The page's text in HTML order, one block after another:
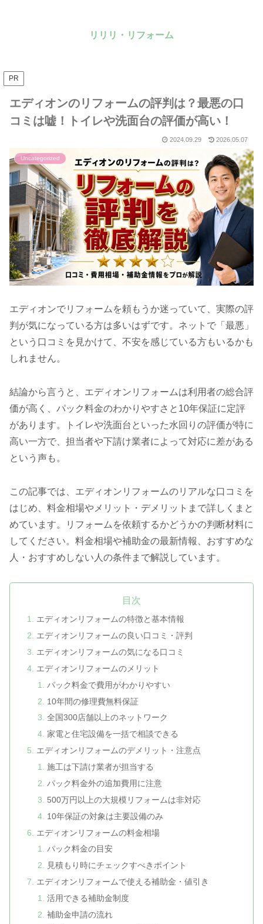
リリリ・リフォーム
PR
エディオンのリフォームの評判は？最悪の口
コミは嘘！トイレや洗面台の評価が高い！
2024.09.29 2026.05.07
Uncategorized
エディオンでリフォームを頼もうか迷っていて、実際の評
判が気になっている方は多いはずです。ネットで「最悪」
という口コミを見かけて、不安を感じている方もいるかも
しれません。
結論から言うと、エディオンリフォームは利用者の総合評
価が高く、パック料金のわかりやすさと10年保証に定評
があります。トイレや洗面台といった水回りの評価が特に
高い一方で、担当者や下請け業者によって対応に差がある
という声も。
この記事では、エディオンリフォームのリアルな口コミを
はじめ、料金相場やメリット・デメリットまで詳しくまと
めています。リフォームを依頼するかどうかの判断材料に
してください。料金相場や補助金の最新情報、おすすめな
人・おすすめしない人の条件まで解説しています。
目次
エディオンリフォームの特徴と基本情報
エディオンリフォームの良い口コミ・評判
エディオンリフォームの気になる口コミ
エディオンリフォームのメリット
パック料金で費用がわかりやすい
10年間の修理費無料保証
全国300店舗以上のネットワーク
家電と住宅設備を一括で相談できる
エディオンリフォームのデメリット・注意点
施工は下請け業者が担当する
パック料金外の追加費用に注意
500万円以上の大規模リフォームは非対応
10年保証の対象は主要設備のみ
エディオンリフォームの料金相場
パック料金の目安
見積もり時にチェックすべきポイント
エディオンリフォームで使える補助金・値引き
活用できる補助金制度
補助金申請の流れ